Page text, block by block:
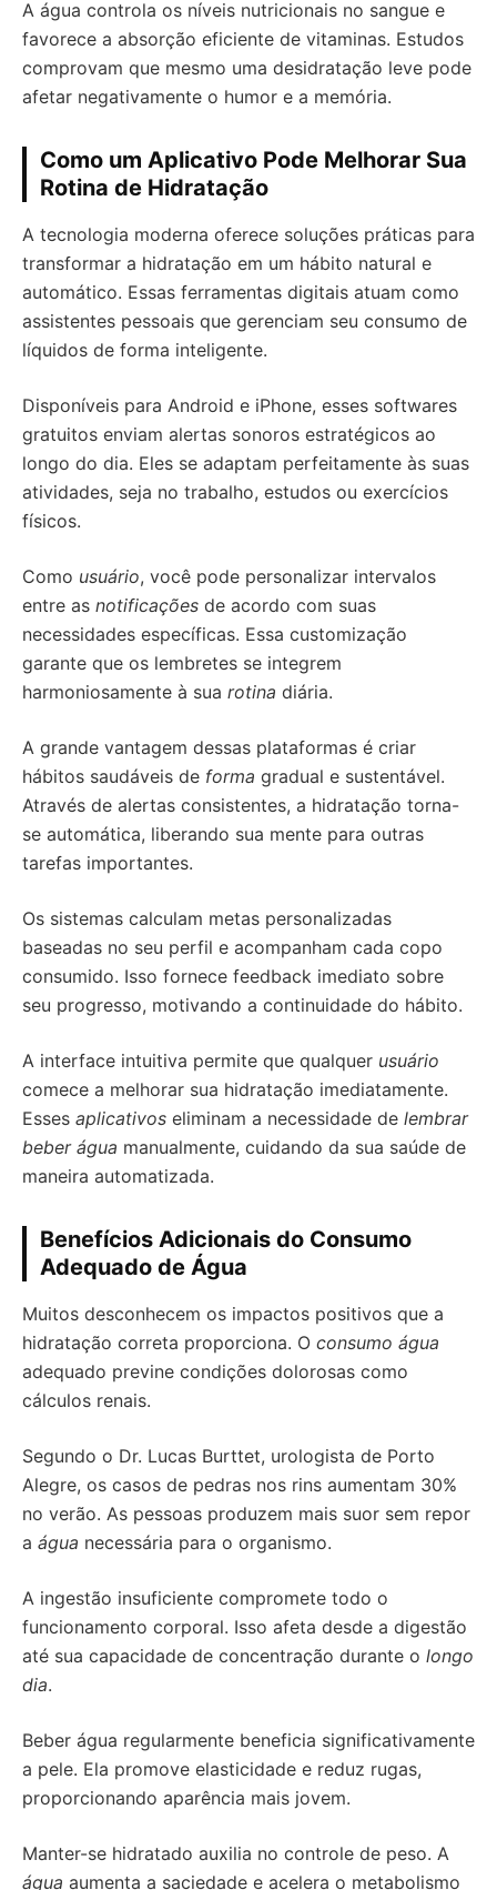
A água controla os níveis nutricionais no sangue e
favorece a absorção eficiente de vitaminas. Estudos
comprovam que mesmo uma desidratação leve pode
afetar negativamente o humor e a memória.
Como um Aplicativo Pode Melhorar Sua
Rotina de Hidratação
A tecnologia moderna oferece soluções práticas para
transformar a hidratação em um hábito natural e
automático. Essas ferramentas digitais atuam como
assistentes pessoais que gerenciam seu consumo de
líquidos de forma inteligente.
Disponíveis para Android e iPhone, esses softwares
gratuitos enviam alertas sonoros estratégicos ao
longo do dia. Eles se adaptam perfeitamente às suas
atividades, seja no trabalho, estudos ou exercícios
físicos.
Como usuário, você pode personalizar intervalos
entre as notificações de acordo com suas
necessidades específicas. Essa customização
garante que os lembretes se integrem
harmoniosamente à sua rotina diária.
A grande vantagem dessas plataformas é criar
hábitos saudáveis de forma gradual e sustentável.
Através de alertas consistentes, a hidratação torna-
se automática, liberando sua mente para outras
tarefas importantes.
Os sistemas calculam metas personalizadas
baseadas no seu perfil e acompanham cada copo
consumido. Isso fornece feedback imediato sobre
seu progresso, motivando a continuidade do hábito.
A interface intuitiva permite que qualquer usuário
comece a melhorar sua hidratação imediatamente.
Esses aplicativos eliminam a necessidade de lembrar
beber água manualmente, cuidando da sua saúde de
maneira automatizada.
Benefícios Adicionais do Consumo
Adequado de Água
Muitos desconhecem os impactos positivos que a
hidratação correta proporciona. O consumo água
adequado previne condições dolorosas como
cálculos renais.
Segundo o Dr. Lucas Burttet, urologista de Porto
Alegre, os casos de pedras nos rins aumentam 30%
no verão. As pessoas produzem mais suor sem repor
a água necessária para o organismo.
A ingestão insuficiente compromete todo o
funcionamento corporal. Isso afeta desde a digestão
até sua capacidade de concentração durante o longo
dia.
Beber água regularmente beneficia significativamente
a pele. Ela promove elasticidade e reduz rugas,
proporcionando aparência mais jovem.
Manter-se hidratado auxilia no controle de peso. A
água aumenta a saciedade e acelera o metabolismo